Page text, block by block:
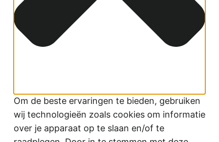
Om de beste ervaringen te bieden, gebruiken
wij technologieën zoals cookies om informatie
over je apparaat op te slaan en/of te